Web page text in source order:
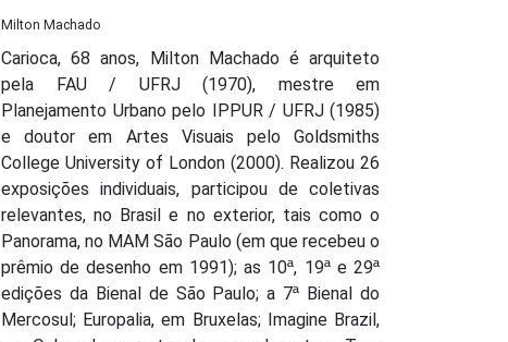
Milton Machado
Carioca, 68 anos, Milton Machado é arquiteto
pela FAU / UFRJ (1970), mestre em
Planejamento Urbano pelo IPPUR / UFRJ (1985)
e doutor em Artes Visuais pelo Goldsmiths
College University of London (2000). Realizou 26
exposições individuais, participou de coletivas
relevantes, no Brasil e no exterior, tais como o
Panorama, no MAM São Paulo (em que recebeu o
prêmio de desenho em 1991); as 10ª, 19ª e 29ª
edições da Bienal de São Paulo; a 7ª Bienal do
Mercosul; Europalia, em Bruxelas; Imagine Brazil,